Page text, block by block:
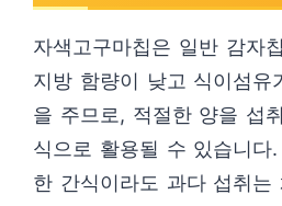
자색고구마칩은 일반 감자
지방 함량이 낮고 식이섬유
을 주므로, 적절한 양을 섭
식으로 활용될 수 있습니다
한 간식이라도 과다 섭취는